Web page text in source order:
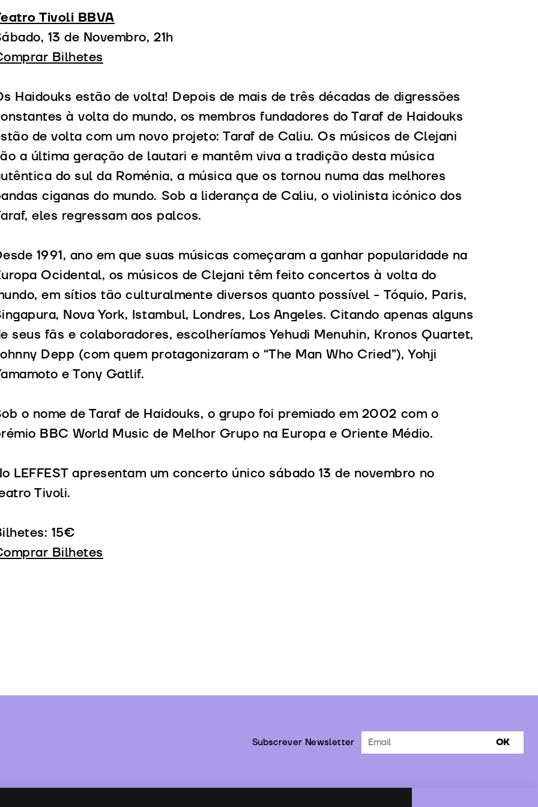
Tivoli BBVA
13 de Novembro, 21h
Bilhetes
Haidouks estão de volta! Depois de mais de três décadas de digressões
à volta do mundo, os membros fundadores do Taraf de Haidouks
de volta com um novo projeto: Taraf de Caliu. Os músicos de Clejani
a última geração de lautari e mantêm viva a tradição desta música
do sul da Roménia, a música que os tornou numa das melhores
ciganas do mundo. Sob a liderança de Caliu, o violinista icónico dos
eles regressam aos palcos.
1991, ano em que suas músicas começaram a ganhar popularidade na
Ocidental, os músicos de Clejani têm feito concertos à volta do
em sítios tão culturalmente diversos quanto possível - Tóquio, Paris,
Nova York, Istambul, Londres, Los Angeles. Citando apenas alguns
seus fãs e colaboradores, escolheríamos Yehudi Menuhin, Kronos Quartet,
Depp (com quem protagonizaram o “The Man Who Cried”), Yohji
e Tony Gatlif.
o nome de Taraf de Haidouks, o grupo foi premiado em 2002 com o
BBC World Music de Melhor Grupo na Europa e Oriente Médio.
LEFFEST apresentam um concerto único sábado 13 de novembro no
Tivoli.
15€
Bilhetes
Subscrever Newsletter OK